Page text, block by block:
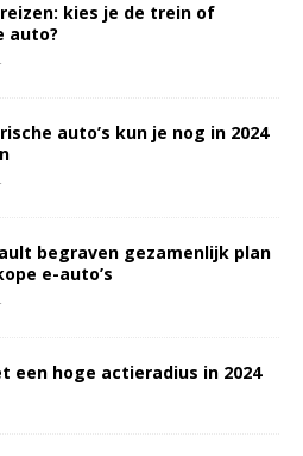
kies je de trein of
auto?
auto’s kun je nog in 2024
begraven gezamenlijk plan
e-auto’s
een hoge actieradius in 2024